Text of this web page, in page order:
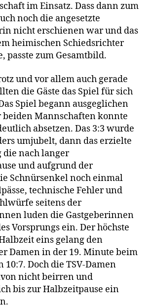
im Einsatz. Dass dann zum
noch die angesetzte
nicht erschienen war und das
heimischen Schiedsrichter
passte zum Gesamtbild.
und vor allem auch gerade
die Gäste das Spiel für sich
Spiel begann ausgeglichen
Mannschaften konnte
absetzen. Das 3:3 wurde
umjubelt, dann das erzielte
die nach langer
und aufgrund der
Schnürsenkel noch einmal
technische Fehler und
seitens der
luden die Gastgeberinnen
Vorsprungs ein. Der höchste
eins gelang den
Damen in der 19. Minute beim
10:7. Doch die TSV-Damen
nicht beirren und
bis zur Halbzeitpause ein